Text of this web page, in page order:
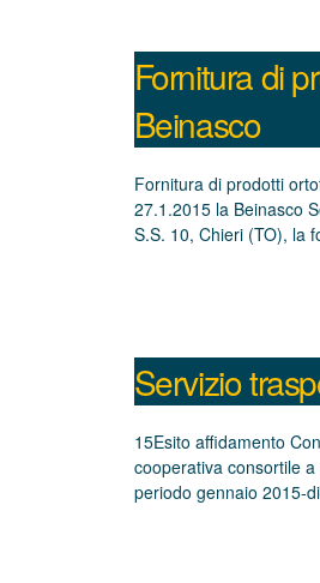
Fornitura di
Beinasco
Fornitura di prodotti
27.1.2015 la Beinasco
S.S. 10, Chieri (TO), la
Servizio
15Esito affidamento
cooperativa consortile
periodo gennaio 2015-